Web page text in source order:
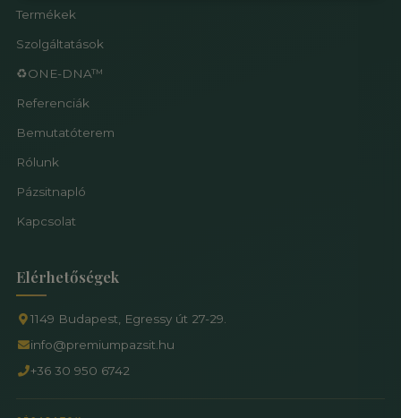
Termékek
Szolgáltatások
♻️ONE-DNA™
Referenciák
Bemutatóterem
Rólunk
Pázsitnapló
Kapcsolat
Elérhetőségek
1149 Budapest, Egressy út 27-29.
info@premiumpazsit.hu
+36 30 950 6742